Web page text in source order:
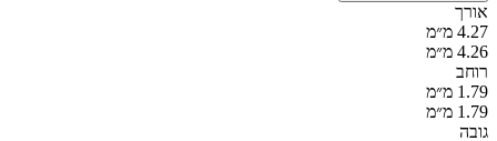
אורך
4.27 מ״מ
4.26 מ״מ
רוחב
1.79 מ״מ
1.79 מ״מ
גובה